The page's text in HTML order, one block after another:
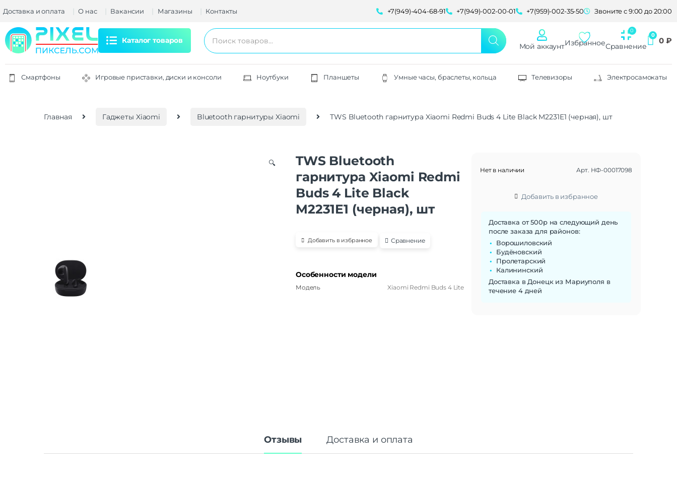
Доставка и оплата О нас Вакансии Магазины Контакты +7(949)-404-68-91 +7(949)-002-00-01 +7(959)-002-35-50 Звоните с 9:00 до 20:00
Каталог товаров
Мой аккаунтИзбранноеСравнение
0 ₽
Смартфоны Игровые приставки, диски и консоли Ноутбуки Планшеты Умные часы, браслеты, кольца Телевизоры Электросамокаты
Главная Гаджеты Xiaomi Bluetooth гарнитуры Xiaomi TWS Bluetooth гарнитура Xiaomi Redmi Buds 4 Lite Black M2231E1 (черная), шт
🔍
TWS Bluetooth
гарнитура Xiaomi Redmi
Buds 4 Lite Black
M2231E1 (черная), шт
Добавить в избранное Сравнение
Особенности модели
Модель Xiaomi Redmi Buds 4 Lite
Нет в наличии Арт. НФ-00017098
Добавить в избранное
Доставка от 500р на следующий день
после заказа для районов:
Ворошиловский
Будёновский
Пролетарский
Калининский
Доставка в Донецк из Мариуполя в
течение 4 дней
Отзывы Доставка и оплата